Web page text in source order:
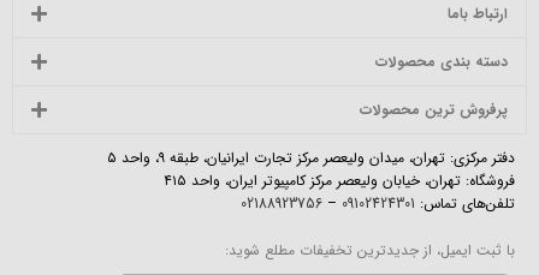
ارتباط باما
دسته بندی محصولات
پرفروش ترین محصولات
دفتر مرکزی: تهران، میدان ولیعصر مرکز تجارت ایرانیان، طبقه ۹، واحد ۵
فروشگاه: تهران، خیابان ولیعصر مرکز کامپیوتر ایران، واحد ۴۱۵
تلفن‌های تماس: 09102424301
–
02188923756
با ثبت ایمیل، از جدیدترین تخفیفات مطلع شوید: